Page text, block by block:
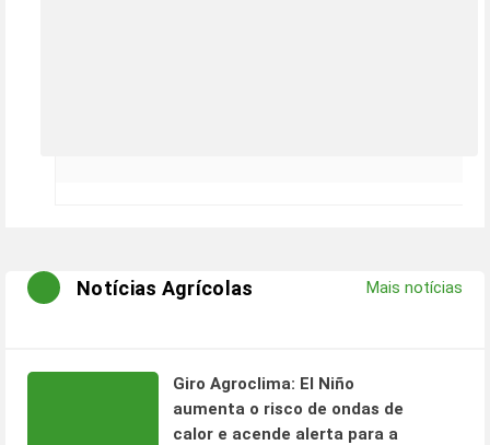
Notícias Agrícolas Mais notícias
Giro Agroclima: El Niño
aumenta o risco de ondas de
calor e acende alerta para a